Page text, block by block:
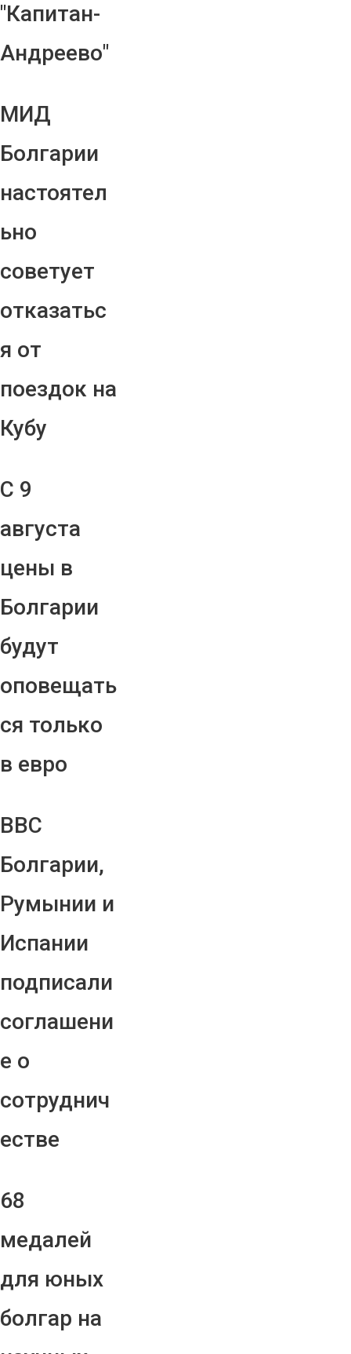
"Капитан-
Андреево"
МИД
Болгарии
настоятел
ьно
советует
отказатьс
я от
поездок на
Кубу
С 9
августа
цены в
Болгарии
будут
оповещать
ся только
в евро
ВВС
Болгарии,
Румынии и
Испании
подписали
соглашени
е о
сотруднич
естве
68
медалей
для юных
болгар на